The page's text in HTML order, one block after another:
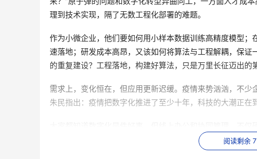
理到技术实现，隔了无数工程化部署的难题。
作为小微企业，他们要如何用小样本数据训练高精度模型
速落地；研发成本高昂，又该如何将算法与工程解耦，保
的重复建设？工程落地，构建好算法，只是万里长征迈出的
需求上，变化恒在，但应用更新迟缓。疫情来势汹汹，不
朱民指出：疫情把数字化推进了至少十年，科技的大潮正在
阅读剩余